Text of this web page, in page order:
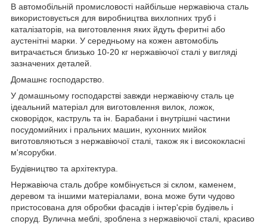
В автомобільній промисловості найбільше нержавіюча сталь
використовується для виробництва вихлопних труб і
каталізаторів, на виготовлення яких йдуть феритні або
аустенітні марки. У середньому на кожен автомобіль
витрачається близько 10-20 кг нержавіючої сталі у вигляді
зазначених деталей.
Домашнє господарство.
У домашньому господарстві завжди нержавіючу сталь це
ідеальний матеріал для виготовлення вилок, ложок,
сковорідок, каструль та ін. Барабани і внутрішні частини
посудомийних і пральних машин, кухонних мийок
виготовляються з нержавіючої сталі, також як і висококласні
м'ясорубки.
Будівництво та архітектура.
Нержавіюча сталь добре комбінується зі склом, каменем,
деревом та іншими матеріалами, вона може бути чудово
пристосована для обробки фасадів і інтер'єрів будівель і
споруд. Вулична меблі, зроблена з нержавіючої сталі, красиво